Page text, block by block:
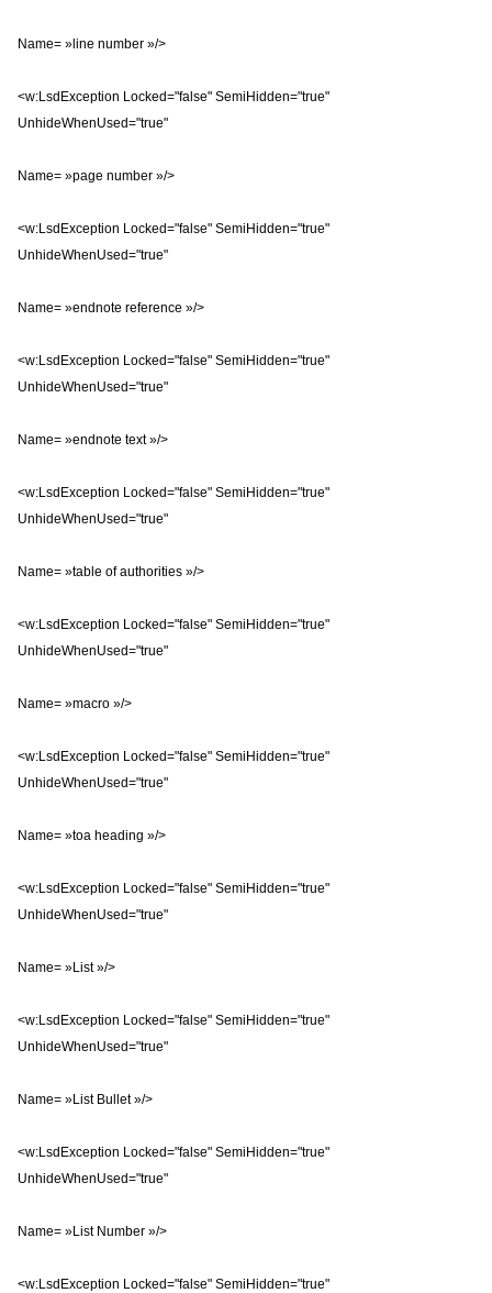
Name= »line number »/>
<w:LsdException Locked="false" SemiHidden="true"
UnhideWhenUsed="true"
Name= »page number »/>
<w:LsdException Locked="false" SemiHidden="true"
UnhideWhenUsed="true"
Name= »endnote reference »/>
<w:LsdException Locked="false" SemiHidden="true"
UnhideWhenUsed="true"
Name= »endnote text »/>
<w:LsdException Locked="false" SemiHidden="true"
UnhideWhenUsed="true"
Name= »table of authorities »/>
<w:LsdException Locked="false" SemiHidden="true"
UnhideWhenUsed="true"
Name= »macro »/>
<w:LsdException Locked="false" SemiHidden="true"
UnhideWhenUsed="true"
Name= »toa heading »/>
<w:LsdException Locked="false" SemiHidden="true"
UnhideWhenUsed="true"
Name= »List »/>
<w:LsdException Locked="false" SemiHidden="true"
UnhideWhenUsed="true"
Name= »List Bullet »/>
<w:LsdException Locked="false" SemiHidden="true"
UnhideWhenUsed="true"
Name= »List Number »/>
<w:LsdException Locked="false" SemiHidden="true"